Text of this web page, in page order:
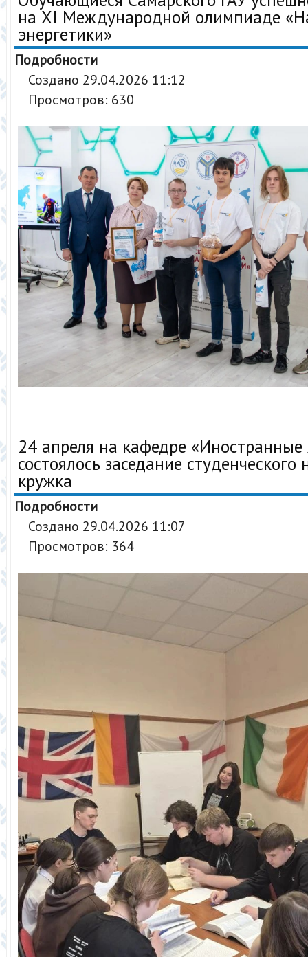
на XI Международной олимпиаде
энергетики»
Подробности
Создано 29.04.2026 11:12
Просмотров: 630
24 апреля на кафедре «Иностранные
состоялось заседание студенческого
кружка
Подробности
Создано 29.04.2026 11:07
Просмотров: 364